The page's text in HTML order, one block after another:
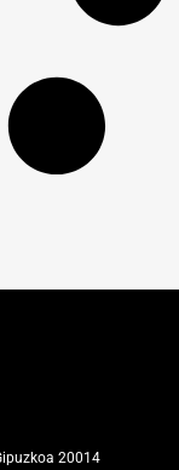
20014